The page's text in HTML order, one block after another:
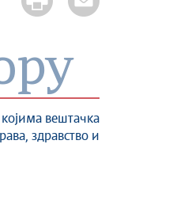
вештачка
здравство и